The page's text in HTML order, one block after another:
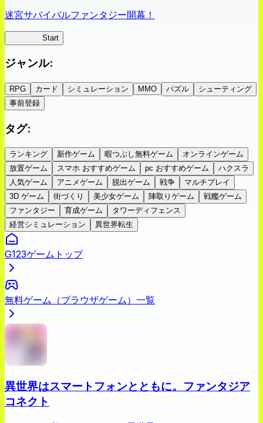
迷宮サバイバルファンタジー開幕！
Start
ジャンル:
RPG カード シミュレーション MMO パズル
シューティング
事前登録
タグ:
ランキング 新作ゲーム 暇つぶし無料ゲーム
オンラインゲーム
放置ゲーム
スマホ おすすめゲーム pc おすすめゲーム
ハクスラ
人気ゲーム
アニメゲーム 脱出ゲーム 戦争
マルチプレイ
3D ゲーム
街づくり 美少女ゲーム 陣取りゲーム
戦艦ゲーム
ファンタジー
育成ゲーム
タワーディフェンス
経営シミュレーション
異世界転生
G123ゲームトップ
無料ゲーム（ブラウザゲーム）一覧
異世界はスマートフォンとともに。ファンタジア
コネクト